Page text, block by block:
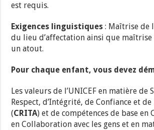
est requis.
Exigences linguistiques : Maîtrise de
du lieu d’affectation ainsi que maîtrise
un atout.
Pour chaque enfant, vous devez
Les valeurs de l’UNICEF en matière de
Respect, d’Intégrité, de Confiance et
(CRITA) et de compétences de base en
en Collaboration avec les gens et en